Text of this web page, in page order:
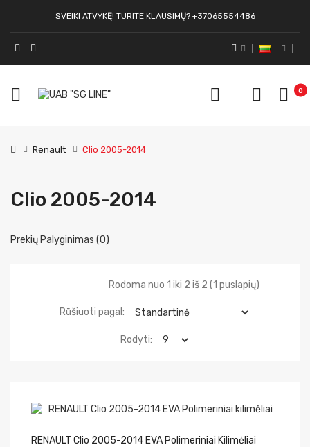
SVEIKI ATVYKĘ! TURITE KLAUSIMŲ? +37065554486
0
Renault Clio 2005-2014
Clio 2005-2014
Prekių Palyginimas (0)
Rodoma nuo 1 iki 2 iš 2 (1 puslapių)
Rūšiuoti pagal:
Rodyti:
RENAULT Clio 2005-2014 EVA Polimeriniai Kilimėliai